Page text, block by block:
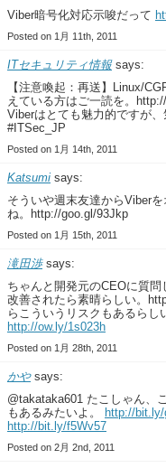
Viber暗号化対応示唆だって
Posted on 1月 11th, 2011
ITセキュリティ情報says:
【注意喚起：再送】Linux/
えている方はご一読を。
Viberはとても魅力的ですが、
#ITSec_JP
Posted on 1月 14th, 2011
Katsumi says:
そういや週末友達からViber
ね。http://goo.gl/93Jkp
Posted on 1月 15th, 2011
滝田渉says:
ちゃんと開発元のCEOに質
改善されたら素晴らしい。
らこういうリスクもあるらし
http://ow.ly/1s023h
Posted on 1月 28th, 2011
かやsays:
@takataka601 たこしゃん、
もあるみたいよ。
http://
http://bit.ly/f5Wv57
Posted on 2月 2nd, 2011